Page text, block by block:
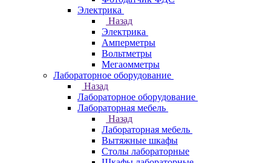
Электрика
Назад
Электрика
Амперметры
Вольтметры
Мегаомметры
Лабораторное оборудование
Назад
Лабораторное оборудование
Лабораторная мебель
Назад
Лабораторная мебель
Вытяжные шкафы
Столы лабораторные